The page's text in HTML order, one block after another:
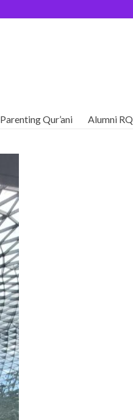
Parenting Qur’ani Alumni RQ